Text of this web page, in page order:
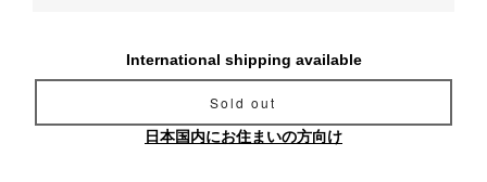
International shipping available
Sold out
日本国内にお住まいの方向け